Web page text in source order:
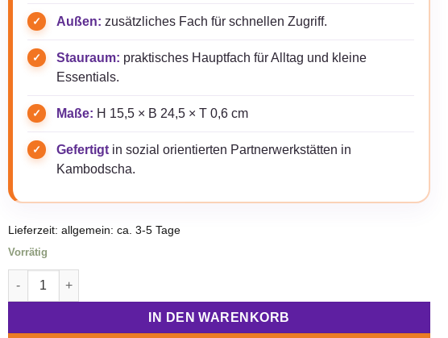
Außen: zusätzliches Fach für schnellen Zugriff.
Stauraum: praktisches Hauptfach für Alltag und kleine
Essentials.
Maße: H 15,5 × B 24,5 × T 0,6 cm
Gefertigtin sozial orientierten Partnerwerkstätten in
Kambodscha.
Lieferzeit: allgemein: ca. 3-5 Tage
Vorrätig
Beadbags Federmappe/Kosmetikmappe Ri74 in rosa (Sondermodell) Menge
IN DEN WARENKORB